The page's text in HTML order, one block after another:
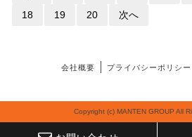
18
19 20 次へ
会社概要 プライバシーポリシー
Copyright (c) MANTEN GROUP All